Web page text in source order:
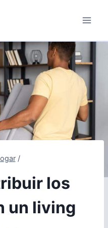
/
los
un living